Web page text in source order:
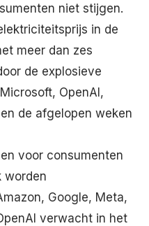
niet stijgen.
in de
meer dan zes
de explosieve
OpenAI,
de afgelopen weken
voor consumenten
worden
Google, Meta,
verwacht in het